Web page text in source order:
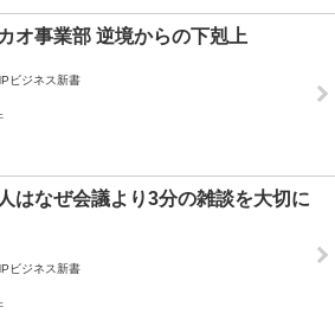
オ事業部 逆境からの下剋上
ビジネス新書
はなぜ会議より3分の雑談を大切に
ビジネス新書